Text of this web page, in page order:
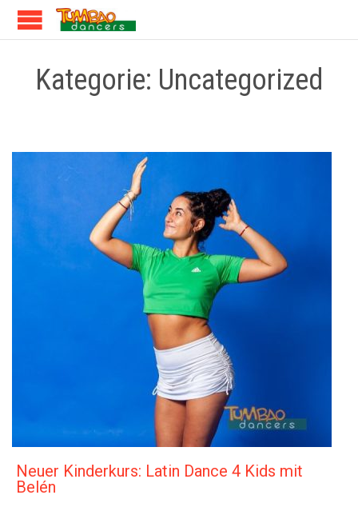
Kategorie: Uncategorized
Neuer Kinderkurs: Latin Dance 4 Kids mit
Belén